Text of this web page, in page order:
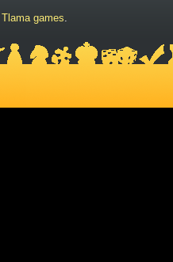
Tlama games.